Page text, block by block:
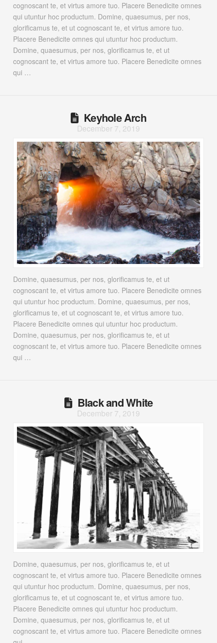
cognoscant te, et virtus amore tuo. Placere Benedicite omnes
qui utuntur hoc productum. Domine, quaesumus, per nos,
glorificamus te, et ut cognoscant te, et virtus amore tuo.
Placere Benedicite omnes qui utuntur hoc productum.
Domine, quaesumus, per nos, glorificamus te, et ut
cognoscant te, et virtus amore tuo. Placere Benedicite omnes
qui …
Keyhole Arch
December 7, 2019
Domine, quaesumus, per nos, glorificamus te, et ut
cognoscant te, et virtus amore tuo. Placere Benedicite omnes
qui utuntur hoc productum. Domine, quaesumus, per nos,
glorificamus te, et ut cognoscant te, et virtus amore tuo.
Placere Benedicite omnes qui utuntur hoc productum.
Domine, quaesumus, per nos, glorificamus te, et ut
cognoscant te, et virtus amore tuo. Placere Benedicite omnes
qui …
Black and White
December 7, 2019
Domine, quaesumus, per nos, glorificamus te, et ut
cognoscant te, et virtus amore tuo. Placere Benedicite omnes
qui utuntur hoc productum. Domine, quaesumus, per nos,
glorificamus te, et ut cognoscant te, et virtus amore tuo.
Placere Benedicite omnes qui utuntur hoc productum.
Domine, quaesumus, per nos, glorificamus te, et ut
cognoscant te, et virtus amore tuo. Placere Benedicite omnes